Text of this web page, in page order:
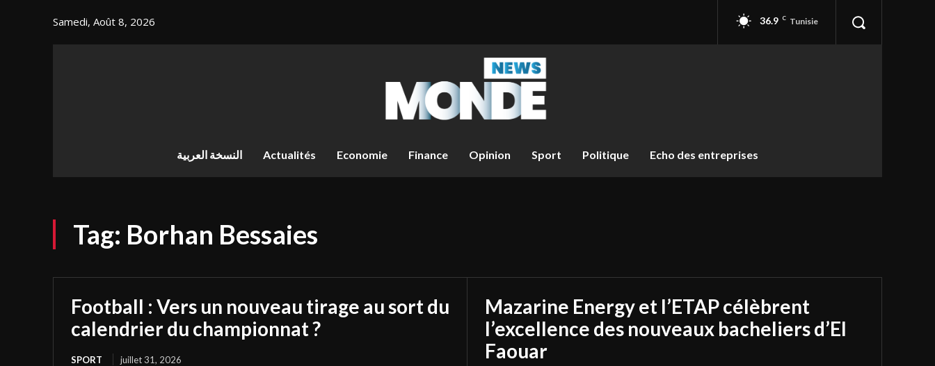
Samedi, Août 8, 2026 36.9 C Tunisie
النسخة العربية Actualités Economie Finance Opinion Sport Politique Echo des entreprises
Tag: Borhan Bessaies
Football : Vers un nouveau tirage au sort du
calendrier du championnat ?
SPORT juillet 31, 2026
Mazarine Energy et l’ETAP célèbrent
l’excellence des nouveaux bacheliers d’El
Faouar